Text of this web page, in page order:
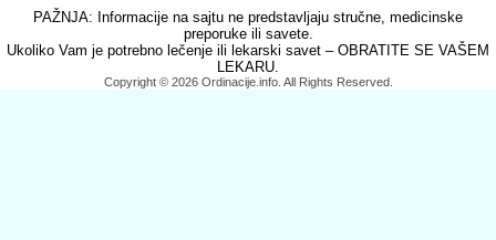
PAŽNJA: Informacije na sajtu ne predstavljaju stručne, medicinske
preporuke ili savete.
Ukoliko Vam je potrebno lečenje ili lekarski savet – OBRATITE SE VAŠEM
LEKARU.
Copyright © 2026 Ordinacije.info. All Rights Reserved.